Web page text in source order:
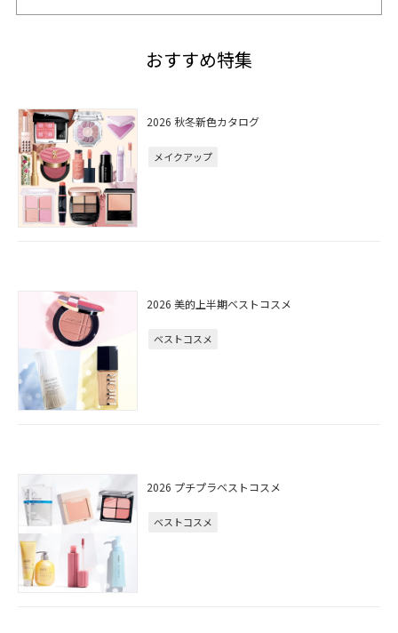
おすすめ特集
2026 秋冬新色カタログ
メイクアップ
2026 美的上半期ベストコスメ
ベストコスメ
2026 プチプラベストコスメ
ベストコスメ